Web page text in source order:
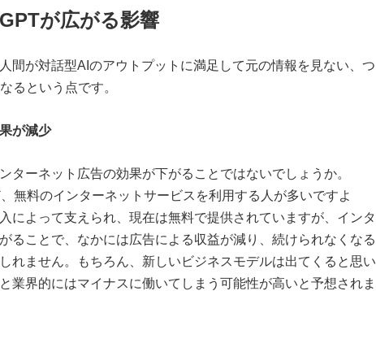
が広がる影響
間が対話型AIのアウトプットに満足して元の情報を見ない、つ
るという点です。
が減少
ターネット広告の効果が下がることではないでしょうか。
無料のインターネットサービスを利用する人が多いですよ
によって支えられ、現在は無料で提供されていますが、インタ
ることで、なかには広告による収益が減り、続けられなくなる
れません。もちろん、新しいビジネスモデルは出てくると思い
業界的にはマイナスに働いてしまう可能性が高いと予想されま